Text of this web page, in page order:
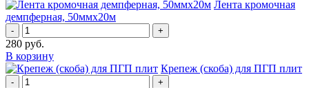
Лента кромочная
демпферная, 50ммх20м
- +
280 руб.
В корзину
Крепеж (скоба) для ПГП плит
- +